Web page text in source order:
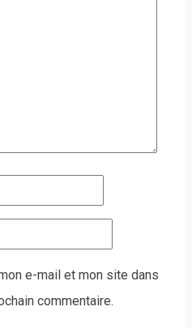
e-mail et mon site dans
commentaire.